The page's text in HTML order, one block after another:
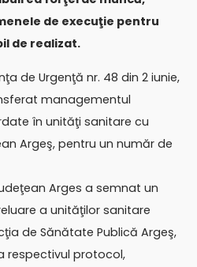
de execuţie pentru
de realizat.
de Urgenţă nr. 48 din 2 iunie,
managementul
în unităţi sanitare cu
Argeş, pentru un număr de
Arges a semnat un
a unităţilor sanitare
de Sănătate Publică Argeş,
respectivul protocol,